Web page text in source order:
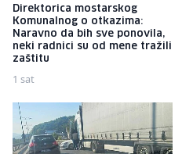
Direktorica mostarskog
Komunalnog o otkazima:
Naravno da bih sve ponovila,
neki radnici su od mene tražili
zaštitu
1 sat